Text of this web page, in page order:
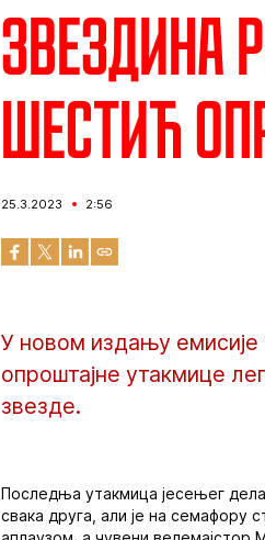
Звездина
Шестић
25.3.2023 2:56
У новом издању емисије
опроштајне утакмице
звезде.
Последња утакмица јесењег
свака друга, али је на семафору